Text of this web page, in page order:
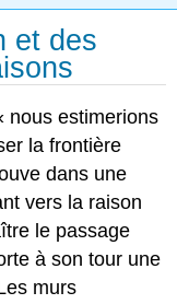
et des
nous estimerions
la frontière
dans une
vers la raison
le passage
à son tour une
murs